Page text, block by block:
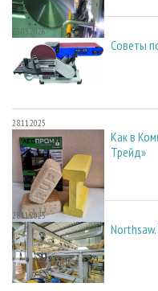
23.03.2026
Советы
28.11.2025
Как в
Трейд»
28.11.2025